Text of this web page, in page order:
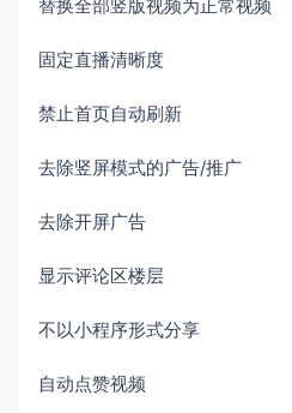
替换全部竖版视频为正常视频
固定直播清晰度
禁止首页自动刷新
去除竖屏模式的广告/推广
去除开屏广告
显示评论区楼层
不以小程序形式分享
自动点赞视频